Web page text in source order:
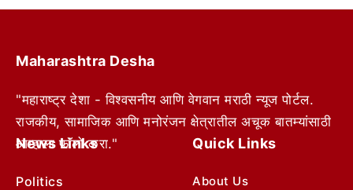
Maharashtra Desha
"महाराष्ट्र देशा - विश्वसनीय आणि वेगवान मराठी न्यूज पोर्टल.
राजकीय, सामाजिक आणि मनोरंजन क्षेत्रातील अचूक बातम्यांसाठी
आम्हाला फॉलो करा."
News Links
Politics
Quick Links
About Us